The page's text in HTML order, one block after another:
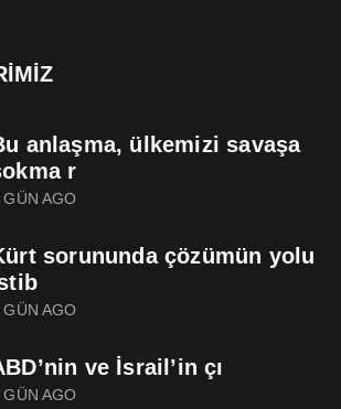
anlaşma, ülkemizi savaşa
r
GÜN AGO
sorununda çözümün yolu
GÜN AGO
ve İsrail’in çı
GÜN AGO